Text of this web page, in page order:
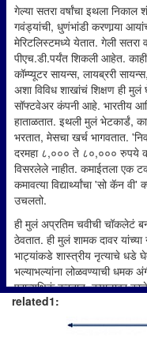
गेल्या सतरा वर्षांचा इथला
गवंड्यांची, धुणंभांडी करणार्‍या
मेरिटलिस्टमध्ये येतात. गेली
पीएच.डी.पर्यंत शिकली आहेत.
कॉम्प्यूटर सायन्स, लायब्ररी
अशा विविध शाखांचं शिक्षण ही
सॉफ्टवेअर कंपनी आहे. भारतीय
हाताळतात. इथली मुलं भेटकार्डं,
भरतात, मेसचा खर्च भागवतात.
दरमहा ८,००० ते ८०,००० रुपये
विसरलेले नाहीत. कमाईतला एक
कमावत्या विद्यार्थ्यांचा 'सो कॅन
उचलतो.
ही मुलं अप्रतिम चवीची चॉकलेटं
ठेवतात. ही मुलं शामक दावर
भाट्यांकडे शास्त्रीय नृत्याचे धडे
भल्याभल्यांना लोळवण्याची धमक
प्रात्यक्षिकं करतात, कपाळावर
करतात, वेगवेगळी वाद्यं वाजवतात,
आणि बुद्धिबळ खेळतात, पक्ष्यांशी
related1: